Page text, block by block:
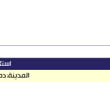
المدينة: